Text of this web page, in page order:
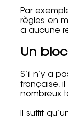
Par
règles en
a aucune
Un
S’il n’y a
française,
nombreux
Il suffit